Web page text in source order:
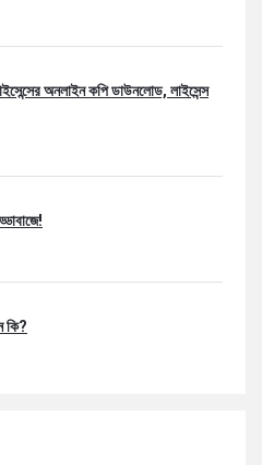
অনলাইন কপি ডাউনলোড, লাইসেন্স
কি?